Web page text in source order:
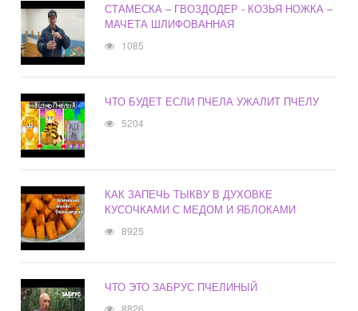
СТАМЕСКА – ГВОЗДОДЕР - КОЗЬЯ НОЖКА –
МАЧЕТА ШЛИФОВАННАЯ
1085
ЧТО БУДЕТ ЕСЛИ ПЧЕЛА УЖАЛИТ ПЧЕЛУ
5204
КАК ЗАПЕЧЬ ТЫКВУ В ДУХОВКЕ
КУСОЧКАМИ С МЕДОМ И ЯБЛОКАМИ
8925
ЧТО ЭТО ЗАБРУС ПЧЕЛИНЫЙ